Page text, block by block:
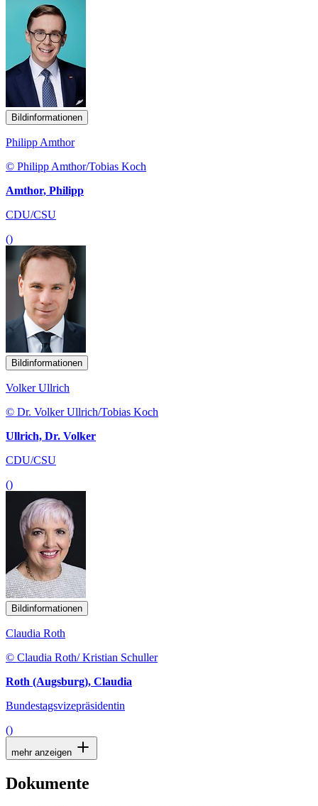
Bildinformationen
Philipp Amthor
© Philipp Amthor/Tobias Koch
Amthor, Philipp
CDU/CSU
()
Bildinformationen
Volker Ullrich
© Dr. Volker Ullrich/Tobias Koch
Ullrich, Dr. Volker
CDU/CSU
()
Bildinformationen
Claudia Roth
© Claudia Roth/ Kristian Schuller
Roth (Augsburg), Claudia
Bundestagsvizepräsidentin
()
mehr anzeigen
Dokumente